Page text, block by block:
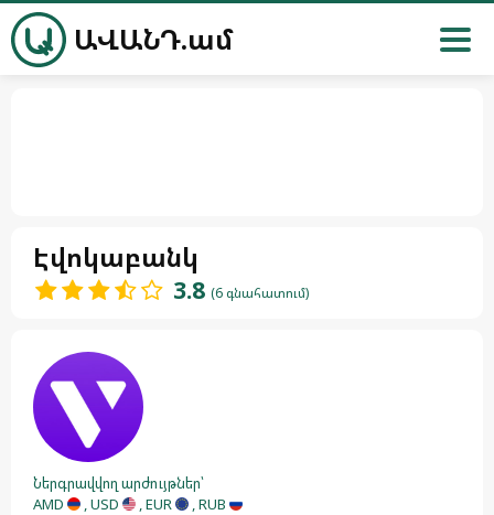
ԱՎԱՆԴ.ամ
Էվոկաբանկ
3.8 (6 գնահատում)
Ներգրավվող արժույթներ՝
AMD
, USD , EUR
, RUB